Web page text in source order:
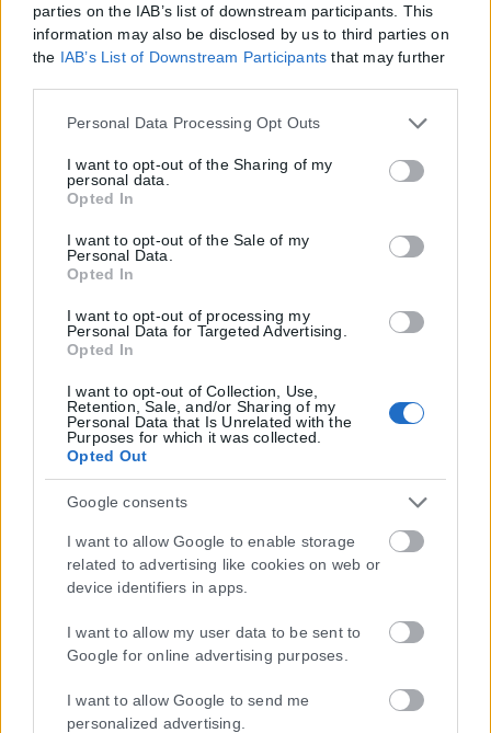
parties on the IAB’s list of downstream participants. This
information may also be disclosed by us to third parties on
the IAB’s List of Downstream Participants that may further
Please note that this website/app uses one or more Google
but not limited to your visit or usage behaviour. You may
click to grant or deny consent to Google and its third-party
tags to use your data for below specified purposes in below
Google consent section.
Personal Data Processing Opt Outs
I want to opt-out of the Sharing of my
personal data.
Opted In
I want to opt-out of the Sale of my
Personal Data.
Opted In
I want to opt-out of processing my
Personal Data for Targeted Advertising.
Opted In
I want to opt-out of Collection, Use,
Retention, Sale, and/or Sharing of my
Personal Data that Is Unrelated with the
Purposes for which it was collected.
Opted Out
Google consents
I want to allow Google to enable storage
related to advertising like cookies on web or
device identifiers in apps.
I want to allow my user data to be sent to
Google for online advertising purposes.
I want to allow Google to send me
personalized advertising.